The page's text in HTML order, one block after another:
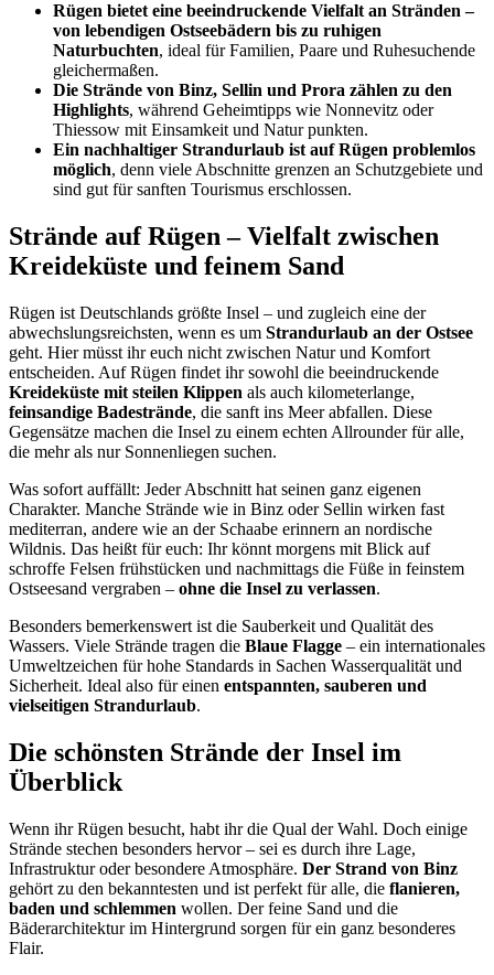
Rügen bietet eine beeindruckende Vielfalt an Stränden –
von lebendigen Ostseebädern bis zu ruhigen
Naturbuchten, ideal für Familien, Paare und Ruhesuchende
gleichermaßen.
Die Strände von Binz, Sellin und Prora zählen zu den
Highlights, während Geheimtipps wie Nonnevitz oder
Thiessow mit Einsamkeit und Natur punkten.
Ein nachhaltiger Strandurlaub ist auf Rügen problemlos
möglich, denn viele Abschnitte grenzen an Schutzgebiete und
sind gut für sanften Tourismus erschlossen.
Strände auf Rügen – Vielfalt zwischen
Kreideküste und feinem Sand
Rügen ist Deutschlands größte Insel – und zugleich eine der
abwechslungsreichsten, wenn es um Strandurlaub an der Ostsee
geht. Hier müsst ihr euch nicht zwischen Natur und Komfort
entscheiden. Auf Rügen findet ihr sowohl die beeindruckende
Kreideküste mit steilen Klippen als auch kilometerlange,
feinsandige Badestrände, die sanft ins Meer abfallen. Diese
Gegensätze machen die Insel zu einem echten Allrounder für alle,
die mehr als nur Sonnenliegen suchen.
Was sofort auffällt: Jeder Abschnitt hat seinen ganz eigenen
Charakter. Manche Strände wie in Binz oder Sellin wirken fast
mediterran, andere wie an der Schaabe erinnern an nordische
Wildnis. Das heißt für euch: Ihr könnt morgens mit Blick auf
schroffe Felsen frühstücken und nachmittags die Füße in feinstem
Ostseesand vergraben – ohne die Insel zu verlassen.
Besonders bemerkenswert ist die Sauberkeit und Qualität des
Wassers. Viele Strände tragen die Blaue Flagge – ein internationales
Umweltzeichen für hohe Standards in Sachen Wasserqualität und
Sicherheit. Ideal also für einen entspannten, sauberen und
vielseitigen Strandurlaub.
Die schönsten Strände der Insel im
Überblick
Wenn ihr Rügen besucht, habt ihr die Qual der Wahl. Doch einige
Strände stechen besonders hervor – sei es durch ihre Lage,
Infrastruktur oder besondere Atmosphäre. Der Strand von Binz
gehört zu den bekanntesten und ist perfekt für alle, die flanieren,
baden und schlemmen wollen. Der feine Sand und die
Bäderarchitektur im Hintergrund sorgen für ein ganz besonderes
Flair.